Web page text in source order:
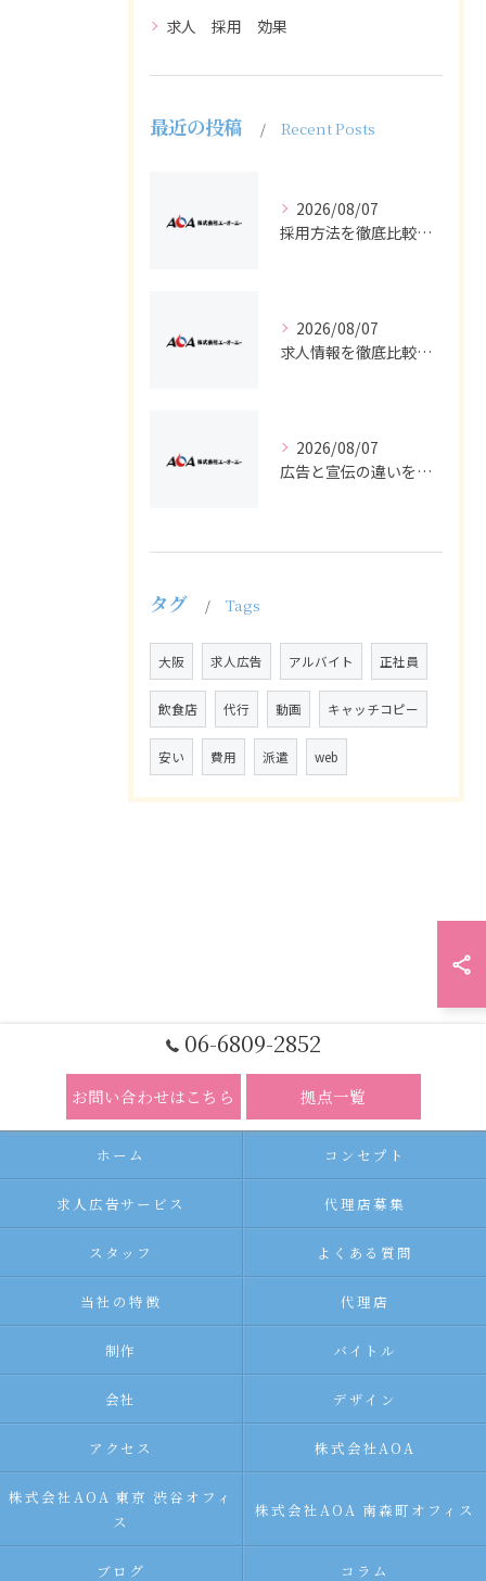
求人 採用 効果
最近の投稿 Recent Posts
2026/08/07
採用方法を徹底比較求人広告でバイトと正社員の最適解を探る
2026/08/07
求人情報を徹底比較して正社員やバイトを効率よく見つける実践ガイド
2026/08/07
広告と宣伝の違いを押さえた採用求人戦略とバイト正社員獲得の実務ポイント
タグ Tags
大阪 求人広告 アルバイト 正社員
飲食店 代行 動画 キャッチコピー
安い 費用 派遣 web
06-6809-2852
お問い合わせはこちら 拠点一覧
ホーム コンセプト
求人広告サービス 代理店募集
スタッフ よくある質問
当社の特徴 代理店
制作 バイトル
会社 デザイン
アクセス 株式会社AOA
株式会社AOA 東京 渋谷オフィ
ス
株式会社AOA 南森町オフィス
ブログ コラム